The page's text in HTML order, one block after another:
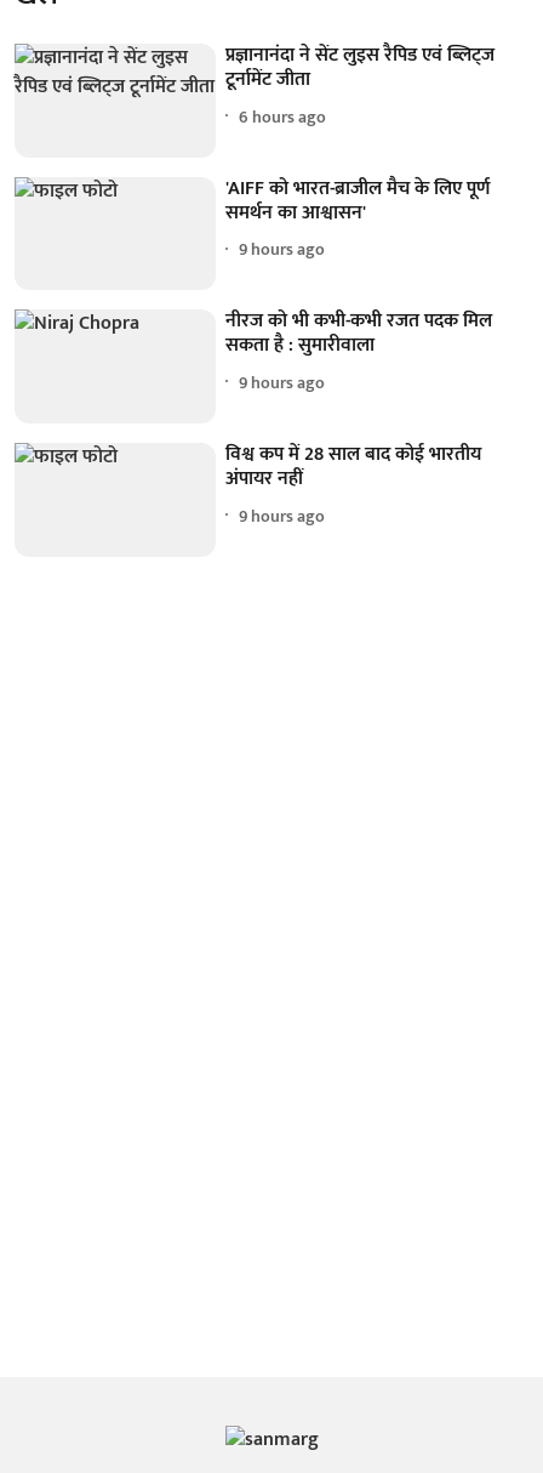
प्रज्ञानानंदा ने सेंट लुइस रैपिड एवं ब्लिट्ज
टूर्नामेंट जीता
6 hours ago
'AIFF को भारत-ब्राजील मैच के लिए पूर्ण
समर्थन का आश्वासन'
9 hours ago
नीरज को भी कभी-कभी रजत पदक मिल
सकता है : सुमारीवाला
9 hours ago
विश्व कप में 28 साल बाद कोई भारतीय
अंपायर नहीं
9 hours ago